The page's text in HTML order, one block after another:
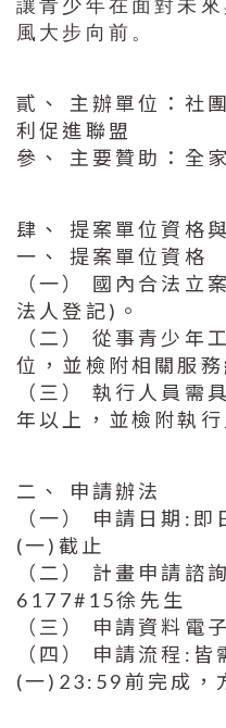
讓青少年在面對未
風大步向前。
貳、 主辦單位：社
利促進聯盟
參、 主要贊助：全
肆、 提案單位資格
一、 提案單位資格
（一） 國內合法立
法人登記)。
（二） 從事青少年
位，並檢附相關服務
（三） 執行人員需
年以上，並檢附執
二、 申請辦法
（一） 申請日期:
(一)截止
（二） 計畫申請
6177#15徐先生
（三） 申請資料電
（四） 申請流程:
(一)23:59前完成，